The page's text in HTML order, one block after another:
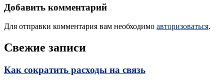
Добавить комментарий
Для отправки комментария вам необходимо авторизоваться.
Свежие записи
Как сократить расходы на связь